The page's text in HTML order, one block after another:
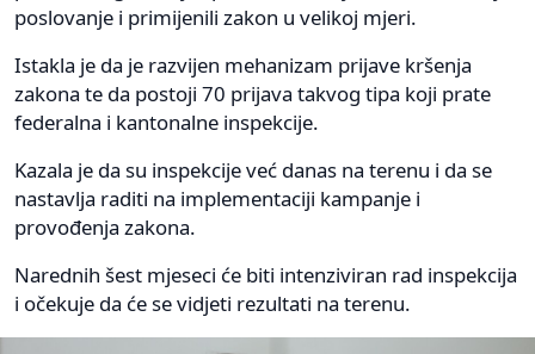
poslovanje i primijenili zakon u velikoj mjeri.
Istakla je da je razvijen mehanizam prijave kršenja
zakona te da postoji 70 prijava takvog tipa koji prate
federalna i kantonalne inspekcije.
Kazala je da su inspekcije već danas na terenu i da se
nastavlja raditi na implementaciji kampanje i
provođenja zakona.
Narednih šest mjeseci će biti intenziviran rad inspekcija
i očekuje da će se vidjeti rezultati na terenu.